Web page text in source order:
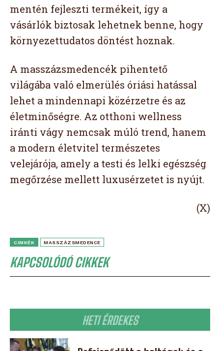
HETI ÉRDEKES
mentén fejleszti termékeit, így a
vásárlók biztosak lehetnek benne, hogy
környezettudatos döntést hoznak.
A masszázsmedencék pihentető
világába való elmerülés óriási hatással
lehet a mindennapi közérzetre és az
életminőségre. Az otthoni wellness
iránti vágy nemcsak múló trend, hanem
a modern életvitel természetes
velejárója, amely a testi és lelki egészség
megőrzése mellett luxusérzetet is nyújt.
(X)
CIMKÉK MASSZÁZSMEDENCE
KAPCSOLÓDÓ CIKKEK